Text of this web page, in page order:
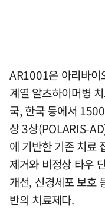
AR1001은 아리바이
계열 알츠하이머병
국, 한국 등에서
상 3상(POLARIS-
에 기반한 기존 치료
제거와 비정상 타우
개선, 신경세포 보호
반의 치료제다.